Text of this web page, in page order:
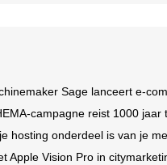
Sage lanceert e-
campagne reist 1000
hosting onderdeel is van je
Apple Vision Pro in